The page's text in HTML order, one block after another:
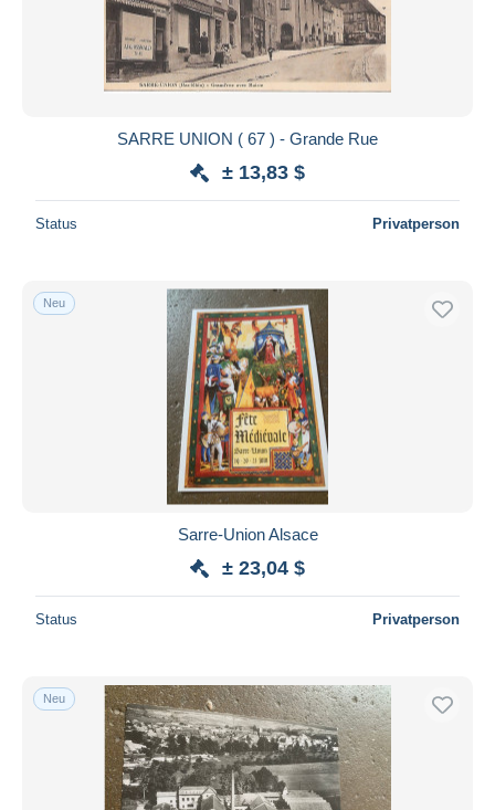
SARRE UNION ( 67 ) - Grande Rue
± 13,83 $
Status Privatperson
Neu
Sarre-Union Alsace
± 23,04 $
Status Privatperson
Neu